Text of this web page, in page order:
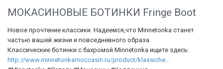
МОКАСИНОВЫЕ БОТИНКИ Fringe Boot
Новое прочтение классики. Надеемся,что Minnetonka станет
частью вашей жизни и повседневного образа.
Классические ботинки с бахромой Minnetonka ищите здесь:
http://www.minnetonkamoccasin.ru/product/klassiche...